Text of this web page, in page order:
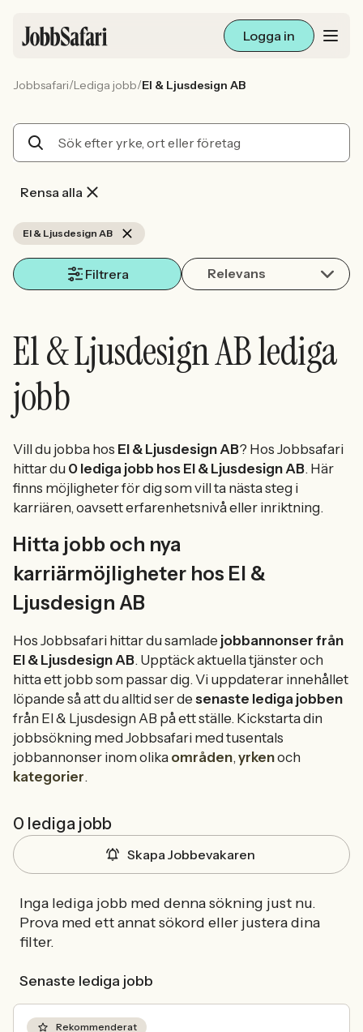
Logga in
Arbetsliv och karriär
Sök med AI
Jobbsafari/Lediga jobb/El & Ljusdesign AB
Rensa alla
El & Ljusdesign AB
Filtrera Relevans
El & Ljusdesign AB lediga
jobb
Vill du jobba hos El & Ljusdesign AB? Hos Jobbsafari
hittar du 0 lediga jobb hos El & Ljusdesign AB. Här
finns möjligheter för dig som vill ta nästa steg i
karriären, oavsett erfarenhetsnivå eller inriktning.
Hitta jobb och nya
karriärmöjligheter hos El &
Ljusdesign AB
Hos Jobbsafari hittar du samlade jobbannonser från
El & Ljusdesign AB. Upptäck aktuella tjänster och
hitta ett jobb som passar dig. Vi uppdaterar innehållet
löpande så att du alltid ser de senaste lediga jobben
från El & Ljusdesign AB på ett ställe. Kickstarta din
jobbsökning med Jobbsafari med tusentals
jobbannonser inom olika områden,yrkenoch
kategorier.
0 lediga jobb
Skapa Jobbevakaren
Inga lediga jobb med denna sökning just nu.
Prova med ett annat sökord eller justera dina
filter.
Senaste lediga jobb
Rekommenderat